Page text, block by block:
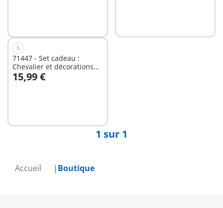
Accueil Boutique
S
71447 - Set cadeau :
Chevalier et décorations
de fête
15,99 €
1 sur 1